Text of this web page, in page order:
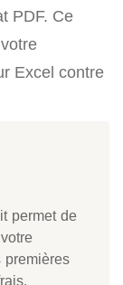
PDF. Ce
Excel contre
permet de
premières